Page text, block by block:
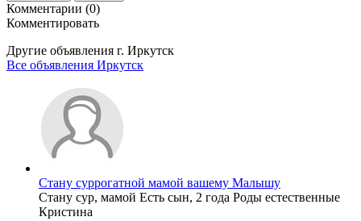
Комментарии (0)
Комментировать
Другие объявления г. Иркутск
Все объявления Иркутск
Стану суррогатной мамой вашему Малышу
Стану сур, мамой Есть сын, 2 года Роды естественные
Кристина